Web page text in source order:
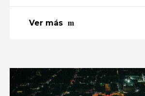
Ver más